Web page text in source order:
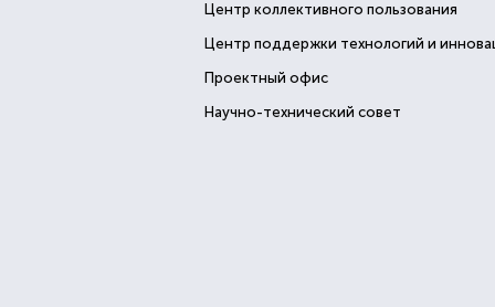
Центр коллективного пользования
Центр поддержки технологий и
Проектный офис
Научно-технический совет